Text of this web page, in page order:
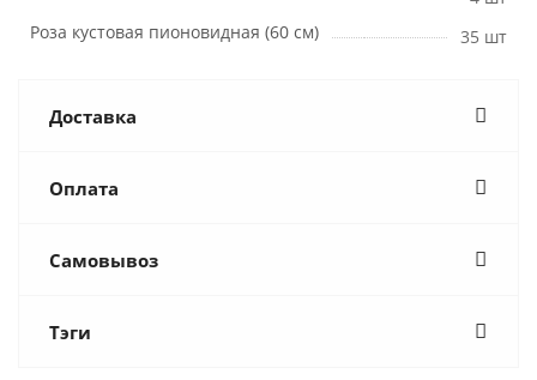
Роза кустовая пионовидная (60 см)
35 шт
Доставка
Оплата
Самовывоз
Тэги